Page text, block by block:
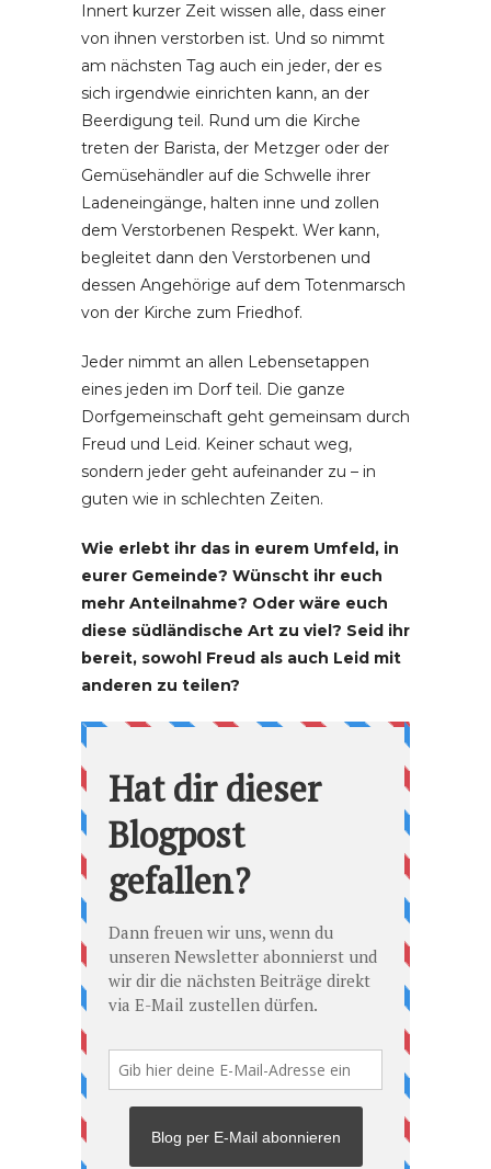
Innert kurzer Zeit wissen alle, dass einer
von ihnen verstorben ist. Und so nimmt
am nächsten Tag auch ein jeder, der es
sich irgendwie einrichten kann, an der
Beerdigung teil. Rund um die Kirche
treten der Barista, der Metzger oder der
Gemüsehändler auf die Schwelle ihrer
Ladeneingänge, halten inne und zollen
dem Verstorbenen Respekt. Wer kann,
begleitet dann den Verstorbenen und
dessen Angehörige auf dem Totenmarsch
von der Kirche zum Friedhof.
Jeder nimmt an allen Lebensetappen
eines jeden im Dorf teil. Die ganze
Dorfgemeinschaft geht gemeinsam durch
Freud und Leid. Keiner schaut weg,
sondern jeder geht aufeinander zu – in
guten wie in schlechten Zeiten.
Wie erlebt ihr das in eurem Umfeld, in
eurer Gemeinde? Wünscht ihr euch
mehr Anteilnahme? Oder wäre euch
diese südländische Art zu viel? Seid ihr
bereit, sowohl Freud als auch Leid mit
anderen zu teilen?